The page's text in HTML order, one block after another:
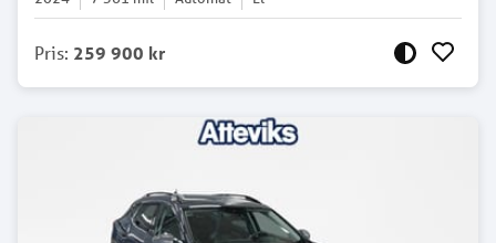
Pris: 259 900 kr